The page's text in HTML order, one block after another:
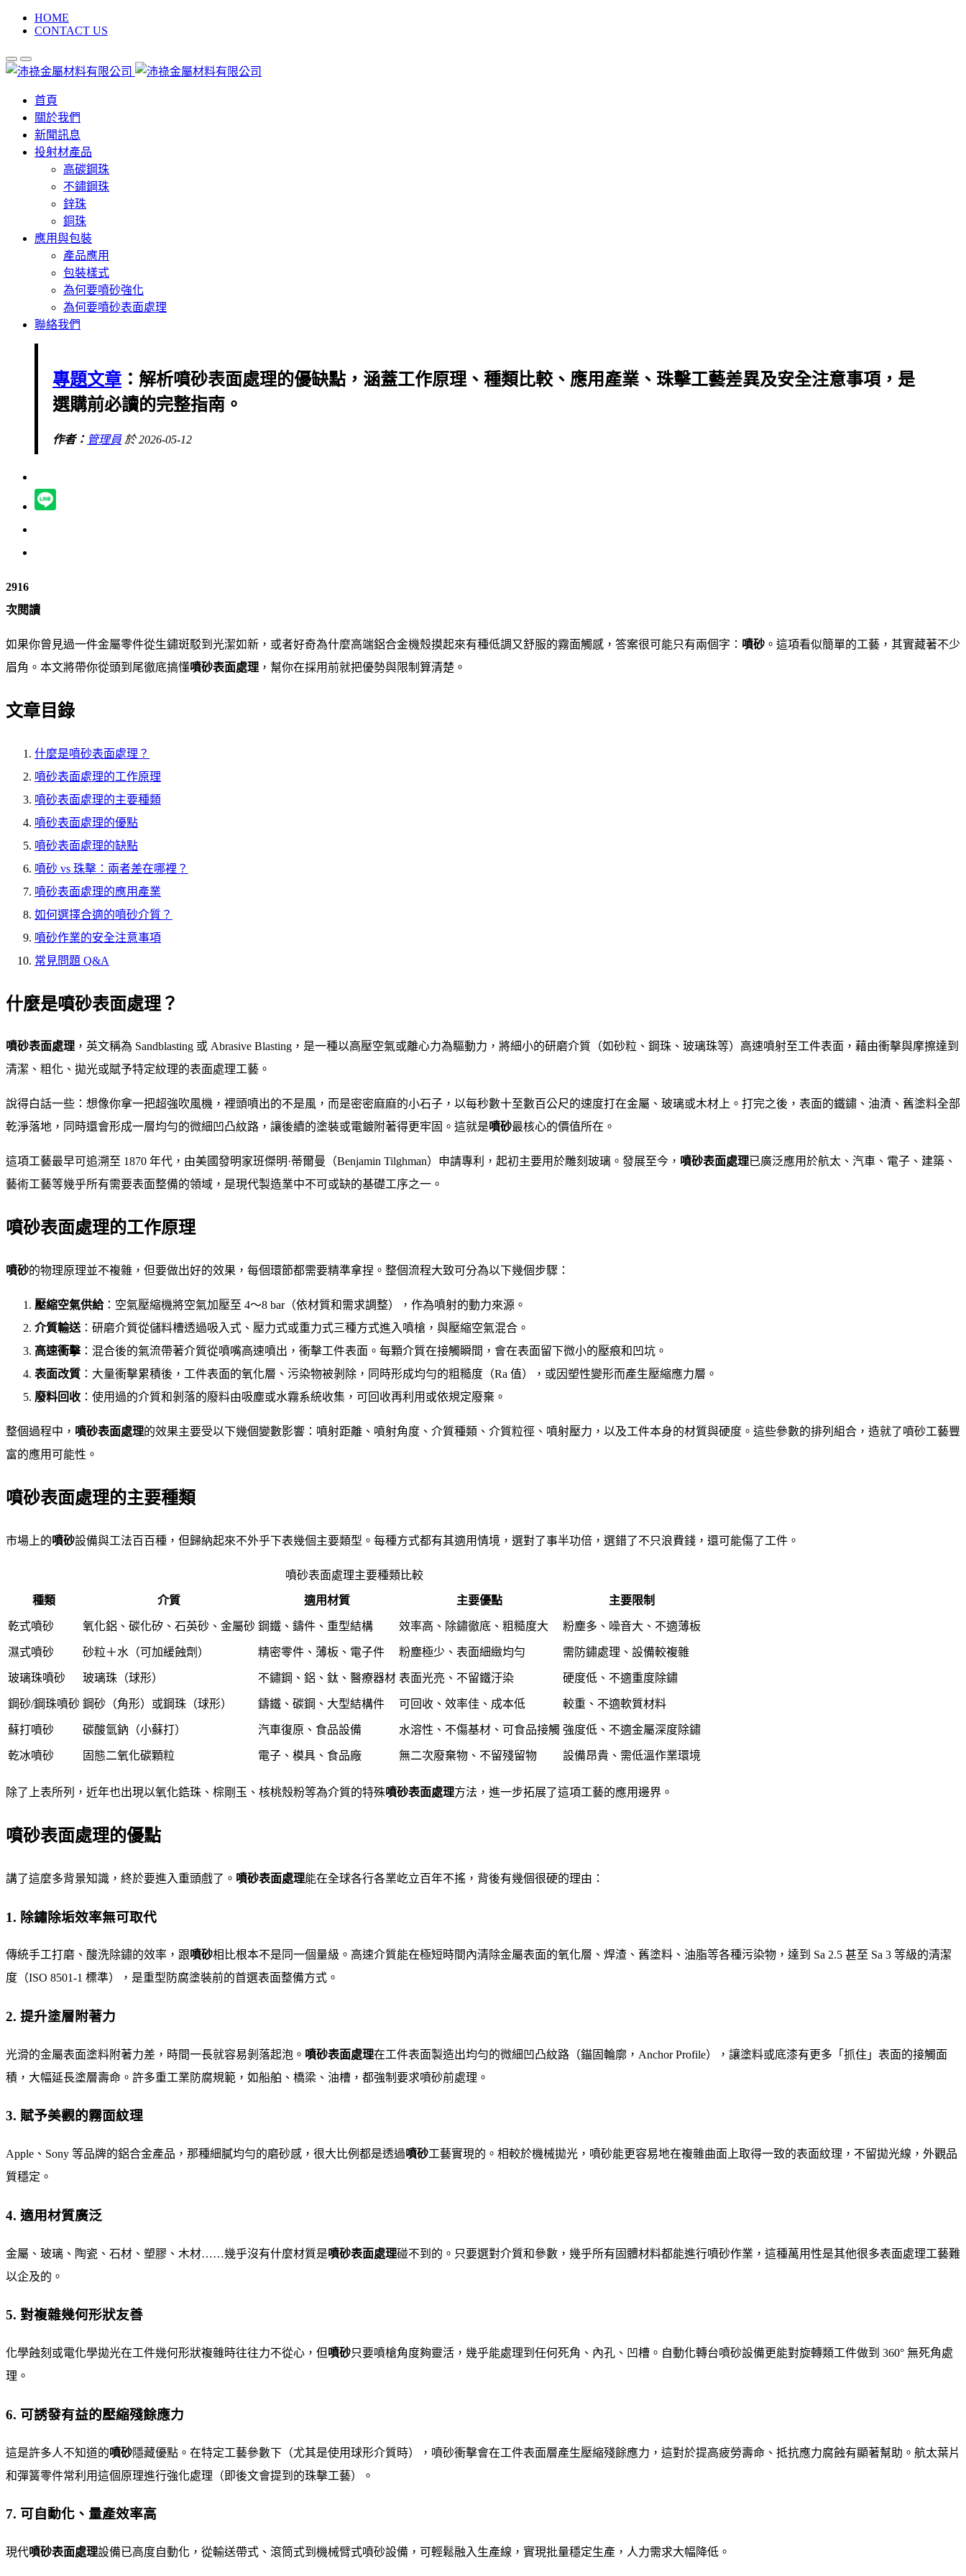
HOME
CONTACT US
首頁
關於我們
新聞訊息
投射材產品
高碳鋼珠
不鏽鋼珠
鋅珠
銅珠
應用與包裝
產品應用
包裝樣式
為何要噴砂強化
為何要噴砂表面處理
聯絡我們
專題文章 ：解析噴砂表面處理的優缺點，涵蓋工作原理、種類比較、應用產業、珠擊工藝差異及安全注意事項，是
選購前必讀的完整指南。
作者： 管理員 於 2026-05-12
2916
次閱讀
如果你曾見過一件金屬零件從生鏽斑駁到光潔如新，或者好奇為什麼高端鋁合金機殼摸起來有種低調又舒服的霧面觸感，答案很可能只有兩個字： 噴砂 。這項看似簡單的工藝，其實藏著不少
眉角。本文將帶你從頭到尾徹底搞懂噴砂表面處理 ，幫你在採用前就把優勢與限制算清楚。
文章目錄
什麼是噴砂表面處理？
噴砂表面處理的工作原理
噴砂表面處理的主要種類
噴砂表面處理的優點
噴砂表面處理的缺點
噴砂 vs 珠擊：兩者差在哪裡？
噴砂表面處理的應用產業
如何選擇合適的噴砂介質？
噴砂作業的安全注意事項
常見問題 Q&A
什麼是噴砂表面處理？
噴砂表面處理 ，英文稱為 Sandblasting 或 Abrasive Blasting，是一種以高壓空氣或離心力為驅動力，將細小的研磨介質（如砂粒、鋼珠、玻璃珠等）高速噴射至工件表面，藉由衝擊與摩擦達到
清潔、粗化、拋光或賦予特定紋理的表面處理工藝。
說得白話一些：想像你拿一把超強吹風機，裡頭噴出的不是風，而是密密麻麻的小石子，以每秒數十至數百公尺的速度打在金屬、玻璃或木材上。打完之後，表面的鐵鏽、油漬、舊塗料全部
乾淨落地，同時還會形成一層均勻的微細凹凸紋路，讓後續的塗裝或電鍍附著得更牢固。這就是噴砂最核心的價值所在。
這項工藝最早可追溯至 1870 年代，由美國發明家班傑明·蒂爾曼（Benjamin Tilghman）申請專利，起初主要用於雕刻玻璃。發展至今， 噴砂表面處理已廣泛應用於航太、汽車、電子、建築、
藝術工藝等幾乎所有需要表面整備的領域，是現代製造業中不可或缺的基礎工序之一。
噴砂表面處理的工作原理
噴砂的物理原理並不複雜，但要做出好的效果，每個環節都需要精準拿捏。整個流程大致可分為以下幾個步驟：
壓縮空氣供給：空氣壓縮機將空氣加壓至 4～8 bar（依材質和需求調整），作為噴射的動力來源。
介質輸送 ：研磨介質從儲料槽透過吸入式、壓力式或重力式三種方式進入噴槍，與壓縮空氣混合。
高速衝擊：混合後的氣流帶著介質從噴嘴高速噴出，衝擊工件表面。每顆介質在接觸瞬間，會在表面留下微小的壓痕和凹坑。
表面改質 ：大量衝擊累積後，工件表面的氧化層、污染物被剝除，同時形成均勻的粗糙度（Ra 值），或因塑性變形而產生壓縮應力層。
廢料回收 ：使用過的介質和剝落的廢料由吸塵或水霧系統收集，可回收再利用或依規定廢棄。
整個過程中， 噴砂表面處理的效果主要受以下幾個變數影響：噴射距離、噴射角度、介質種類、介質粒徑、噴射壓力，以及工件本身的材質與硬度。這些參數的排列組合，造就了噴砂工藝豐
富的應用可能性。
噴砂表面處理的主要種類
市場上的噴砂設備與工法百百種，但歸納起來不外乎下表幾個主要類型。每種方式都有其適用情境，選對了事半功倍，選錯了不只浪費錢，還可能傷了工件。
噴砂表面處理主要種類比較
種類 介質 適用材質 主要優點 主要限制
乾式噴砂 氧化鋁、碳化矽、石英砂、金屬砂 鋼鐵、鑄件、重型結構 效率高、除鏽徹底、粗糙度大 粉塵多、噪音大、不適薄板
濕式噴砂 砂粒＋水（可加緩蝕劑） 精密零件、薄板、電子件 粉塵極少、表面細緻均勻 需防鏽處理、設備較複雜
玻璃珠噴砂 玻璃珠（球形） 不鏽鋼、鋁、鈦、醫療器材 表面光亮、不留鐵汙染 硬度低、不適重度除鏽
鋼砂/鋼珠噴砂 鋼砂（角形）或鋼珠（球形） 鑄鐵、碳鋼、大型結構件 可回收、效率佳、成本低 較重、不適軟質材料
蘇打噴砂 碳酸氫鈉（小蘇打） 汽車復原、食品設備 水溶性、不傷基材、可食品接觸 強度低、不適金屬深度除鏽
乾冰噴砂 固態二氧化碳顆粒 電子、模具、食品廠 無二次廢棄物、不留殘留物 設備昂貴、需低溫作業環境
除了上表所列，近年也出現以氧化鋯珠、棕剛玉、核桃殼粉等為介質的特殊噴砂表面處理方法，進一步拓展了這項工藝的應用邊界。
噴砂表面處理的優點
講了這麼多背景知識，終於要進入重頭戲了。 噴砂表面處理能在全球各行各業屹立百年不搖，背後有幾個很硬的理由：
1. 除鏽除垢效率無可取代
傳統手工打磨、酸洗除鏽的效率，跟噴砂相比根本不是同一個量級。高速介質能在極短時間內清除金屬表面的氧化層、焊渣、舊塗料、油脂等各種污染物，達到 Sa 2.5 甚至 Sa 3 等級的清潔
度（ISO 8501-1 標準），是重型防腐塗裝前的首選表面整備方式。
2. 提升塗層附著力
光滑的金屬表面塗料附著力差，時間一長就容易剝落起泡。 噴砂表面處理在工件表面製造出均勻的微細凹凸紋路（錨固輪廓，Anchor Profile），讓塗料或底漆有更多「抓住」表面的接觸面
積，大幅延長塗層壽命。許多重工業防腐規範，如船舶、橋梁、油槽，都強制要求噴砂前處理。
3. 賦予美觀的霧面紋理
Apple、Sony 等品牌的鋁合金產品，那種細膩均勻的磨砂感，很大比例都是透過噴砂工藝實現的。相較於機械拋光，噴砂能更容易地在複雜曲面上取得一致的表面紋理，不留拋光線，外觀品
質穩定。
4. 適用材質廣泛
金屬、玻璃、陶瓷、石材、塑膠、木材……幾乎沒有什麼材質是噴砂表面處理碰不到的。只要選對介質和參數，幾乎所有固體材料都能進行噴砂作業，這種萬用性是其他很多表面處理工藝難
以企及的。
5. 對複雜幾何形狀友善
化學蝕刻或電化學拋光在工件幾何形狀複雜時往往力不從心，但噴砂只要噴槍角度夠靈活，幾乎能處理到任何死角、內孔、凹槽。自動化轉台噴砂設備更能對旋轉類工件做到 360° 無死角處
理。
6. 可誘發有益的壓縮殘餘應力
這是許多人不知道的噴砂隱藏優點。在特定工藝參數下（尤其是使用球形介質時），噴砂衝擊會在工件表面層產生壓縮殘餘應力，這對於提高疲勞壽命、抵抗應力腐蝕有顯著幫助。航太葉片
和彈簧零件常利用這個原理進行強化處理（即後文會提到的珠擊工藝）。
7. 可自動化、量產效率高
現代噴砂表面處理設備已高度自動化，從輸送帶式、滾筒式到機械臂式噴砂設備，可輕鬆融入生產線，實現批量穩定生產，人力需求大幅降低。